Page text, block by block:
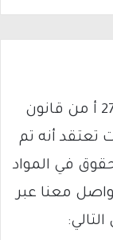
يتم الاستخدام المواد وفقًا للمادة 27 أ من قانون
2007، وإن كنت تعتقد أنه تم
في المواد
معنا عبر